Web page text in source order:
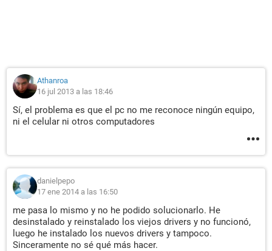
Athanroa
16 jul 2013 a las 18:46
Sí, el problema es que el pc no me reconoce ningún equipo,
ni el celular ni otros computadores
danielpepo
17 ene 2014 a las 16:50
me pasa lo mismo y no he podido solucionarlo. He
desinstalado y reinstalado los viejos drivers y no funcionó,
luego he instalado los nuevos drivers y tampoco.
Sinceramente no sé qué más hacer.